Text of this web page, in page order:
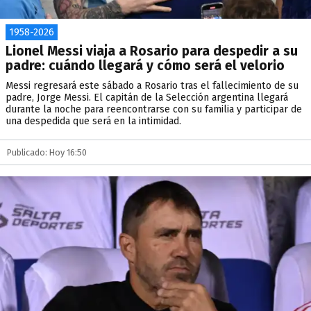
1958-2026
Lionel Messi viaja a Rosario para despedir a su
padre: cuándo llegará y cómo será el velorio
Messi regresará este sábado a Rosario tras el fallecimiento de su
padre, Jorge Messi. El capitán de la Selección argentina llegará
durante la noche para reencontrarse con su familia y participar de
una despedida que será en la intimidad.
Publicado: Hoy 16:50